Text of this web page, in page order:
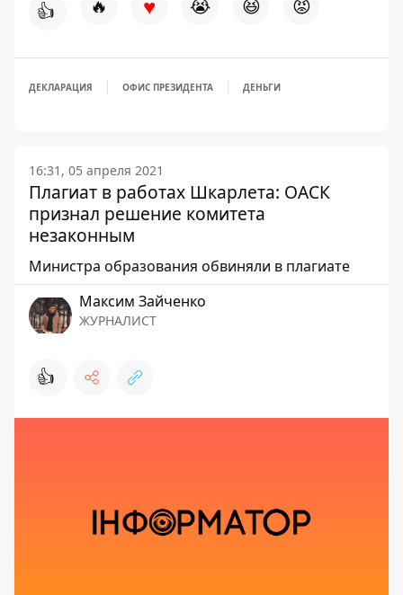
👍 🔥 😭 😆 😡
ДЕКЛАРАЦИЯ ОФИС ПРЕЗИДЕНТА ДЕНЬГИ
16:31, 05 апреля 2021
Плагиат в работах Шкарлета: ОАСК
признал решение комитета
незаконным
Министра образования обвиняли в плагиате
Максим Зайченко
ЖУРНАЛИСТ
👍